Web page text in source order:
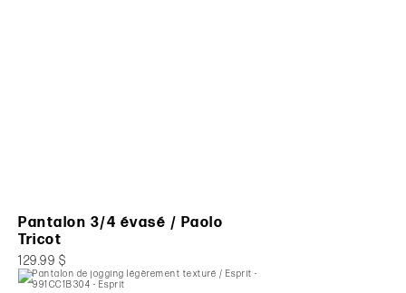
Pantalon 3/4 évasé / Paolo
Tricot
129.99 $